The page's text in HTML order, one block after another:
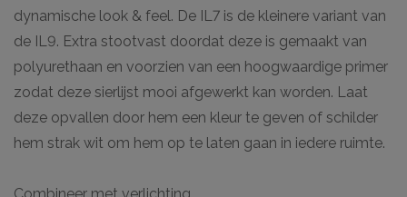
dynamische look & feel. De IL7 is de kleinere variant van
de IL9. Extra stootvast doordat deze is gemaakt van
polyurethaan en voorzien van een hoogwaardige primer
zodat deze sierlijst mooi afgewerkt kan worden. Laat
deze opvallen door hem een kleur te geven of schilder
hem strak wit om hem op te laten gaan in iedere ruimte.